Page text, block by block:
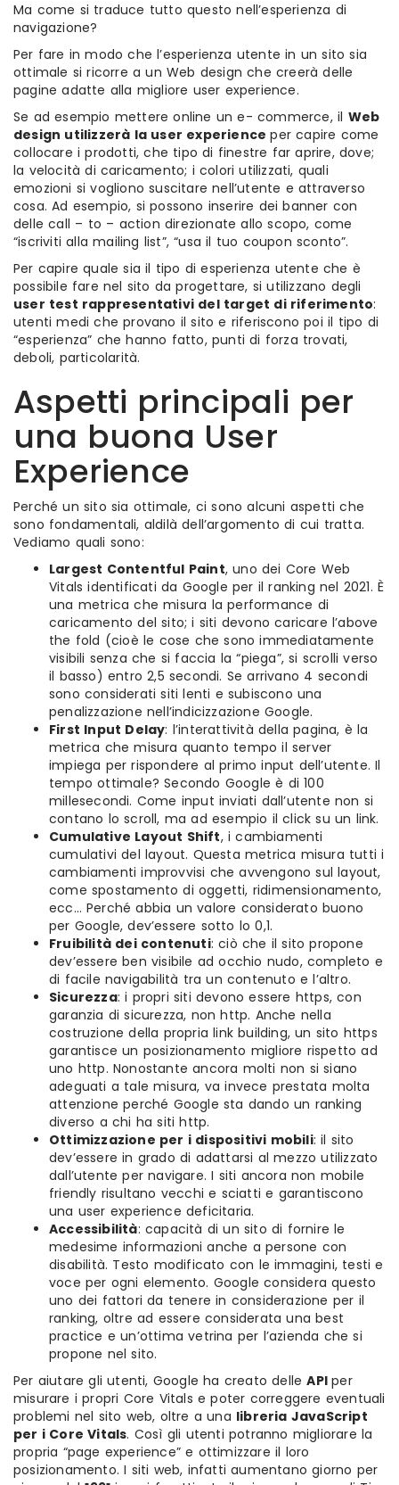
Ma come si traduce tutto questo nell’esperienza di
navigazione?
Per fare in modo che l’esperienza utente in un sito sia
ottimale si ricorre a un Web design che creerà delle
pagine adatte alla migliore user experience.
Se ad esempio mettere online un e- commerce, il Web
design utilizzerà la user experienceper capire come
collocare i prodotti, che tipo di finestre far aprire, dove;
la velocità di caricamento; i colori utilizzati, quali
emozioni si vogliono suscitare nell’utente e attraverso
cosa. Ad esempio, si possono inserire dei banner con
delle call – to – action direzionate allo scopo, come
“iscriviti alla mailing list”, “usa il tuo coupon sconto”.
Per capire quale sia il tipo di esperienza utente che è
possibile fare nel sito da progettare, si utilizzano degli
user test rappresentativi del target di riferimento:
utenti medi che provano il sito e riferiscono poi il tipo di
“esperienza” che hanno fatto, punti di forza trovati,
deboli, particolarità.
Aspetti principali per
una buona User
Experience
Perché un sito sia ottimale, ci sono alcuni aspetti che
sono fondamentali, aldilà dell’argomento di cui tratta.
Vediamo quali sono:
Largest Contentful Paint, uno dei Core Web
Vitals identificati da Google per il ranking nel 2021. È
una metrica che misura la performance di
caricamento del sito; i siti devono caricare l’above
the fold (cioè le cose che sono immediatamente
visibili senza che si faccia la “piega”, si scrolli verso
il basso) entro 2,5 secondi. Se arrivano 4 secondi
sono considerati siti lenti e subiscono una
penalizzazione nell’indicizzazione Google.
First Input Delay: l’interattività della pagina, è la
metrica che misura quanto tempo il server
impiega per rispondere al primo input dell’utente. Il
tempo ottimale? Secondo Google è di 100
millesecondi. Come input inviati dall’utente non si
contano lo scroll, ma ad esempio il click su un link.
Cumulative Layout Shift, i cambiamenti
cumulativi del layout. Questa metrica misura tutti i
cambiamenti improvvisi che avvengono sul layout,
come spostamento di oggetti, ridimensionamento,
ecc… Perché abbia un valore considerato buono
per Google, dev’essere sotto lo 0,1.
Fruibilità dei contenuti: ciò che il sito propone
dev’essere ben visibile ad occhio nudo, completo e
di facile navigabilità tra un contenuto e l’altro.
Sicurezza: i propri siti devono essere https, con
garanzia di sicurezza, non http. Anche nella
costruzione della propria link building, un sito https
garantisce un posizionamento migliore rispetto ad
uno http. Nonostante ancora molti non si siano
adeguati a tale misura, va invece prestata molta
attenzione perché Google sta dando un ranking
diverso a chi ha siti http.
Ottimizzazione per i dispositivi mobili: il sito
dev’essere in grado di adattarsi al mezzo utilizzato
dall’utente per navigare. I siti ancora non mobile
friendly risultano vecchi e sciatti e garantiscono
una user experience deficitaria.
Accessibilità: capacità di un sito di fornire le
medesime informazioni anche a persone con
disabilità. Testo modificato con le immagini, testi e
voce per ogni elemento. Google considera questo
uno dei fattori da tenere in considerazione per il
ranking, oltre ad essere considerata una best
practice e un’ottima vetrina per l’azienda che si
propone nel sito.
Per aiutare gli utenti, Google ha creato delleAPIper
misurare i propri Core Vitals e poter correggere eventuali
problemi nel sito web, oltre a una libreria JavaScript
per i Core Vitals. Così gli utenti potranno migliorare la
propria “page experience” e ottimizzare il loro
posizionamento. I siti web, infatti aumentano giorno per